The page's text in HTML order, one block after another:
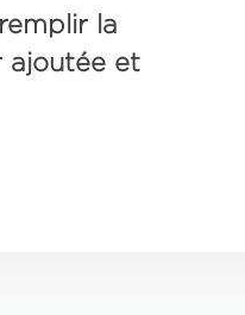
la
ajoutée et